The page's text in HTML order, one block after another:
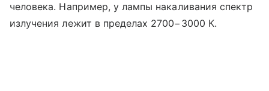
человека. Например, у лампы накаливания спектр
излучения лежит в пределах 2700−3000 К.